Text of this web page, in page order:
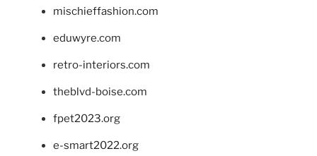
mischieffashion.com
eduwyre.com
retro-interiors.com
theblvd-boise.com
fpet2023.org
e-smart2022.org